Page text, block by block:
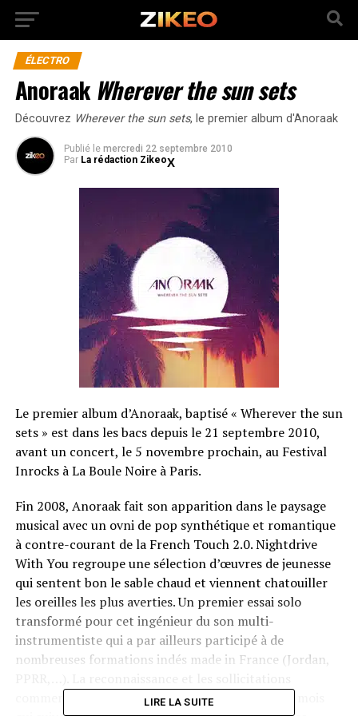
ÉLECTRO
Anoraak Wherever the sun sets
Découvrez Wherever the sun sets, le premier album d'Anoraak
Publié le mercredi 22 septembre 2010
Par La rédaction Zikeo
Le premier album d’Anoraak, baptisé « Wherever the sun
sets » est dans les bacs depuis le 21 septembre 2010,
avant un concert, le 5 novembre prochain, au Festival
Inrocks à La Boule Noire à Paris.
Fin 2008, Anoraak fait son apparition dans le paysage
musical avec un ovni de pop synthétique et romantique
à contre-courant de la French Touch 2.0. Nightdrive
With You regroupe une sélection d’œuvres de jeunesse
qui sentent bon le sable chaud et viennent chatouiller
les oreilles les plus averties. Un premier essai solo
transformé pour cet ingénieur du son multi-
instrumentiste qui a par ailleurs participé à de
nombreuses formations indés made in France (Jordan,
commencent à pointer le bout de leur nez et les mois
LIRE LA SUITE